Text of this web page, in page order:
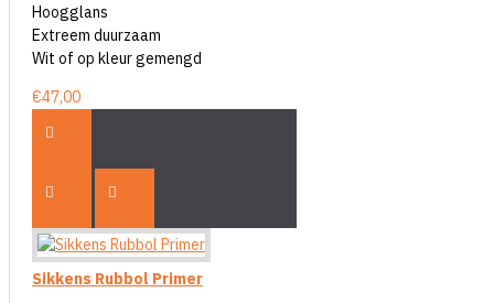
Hoogglans
Extreem duurzaam
Wit of op kleur gemengd
€47,00
Sikkens Rubbol Primer